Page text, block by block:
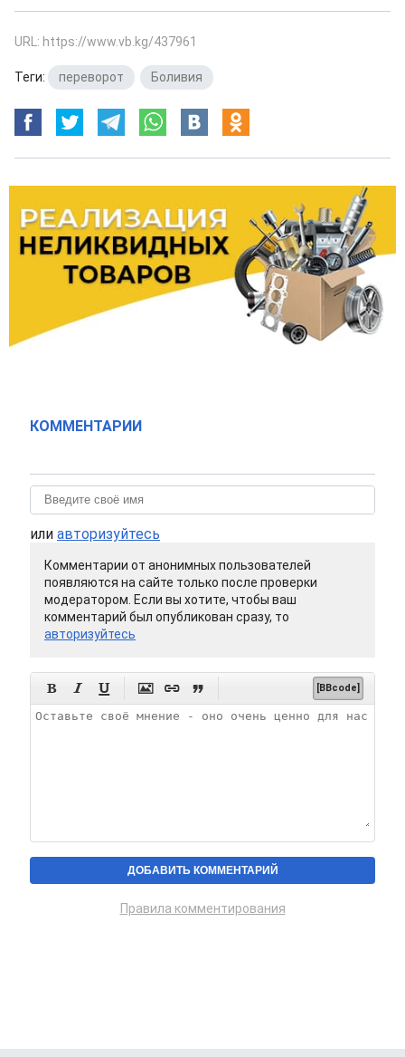
URL: https://www.vb.kg/437961
Теги: переворот Боливия
КОММЕНТАРИИ
или авторизуйтесь
Комментарии от анонимных пользователей
появляются на сайте только после проверки
модератором. Если вы хотите, чтобы ваш
комментарий был опубликован сразу, то
авторизуйтесь
      [BBcode]
Правила комментирования